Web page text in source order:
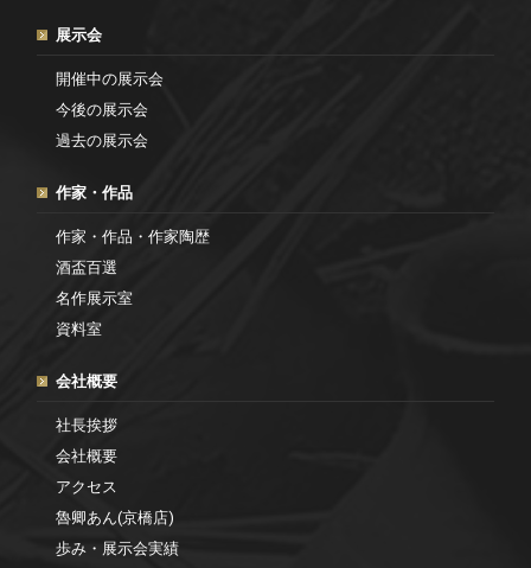
展示会
開催中の展示会
今後の展示会
過去の展示会
作家・作品
作家・作品・作家陶歴
酒盃百選
名作展示室
資料室
会社概要
社長挨拶
会社概要
アクセス
魯卿あん(京橋店)
歩み・展示会実績